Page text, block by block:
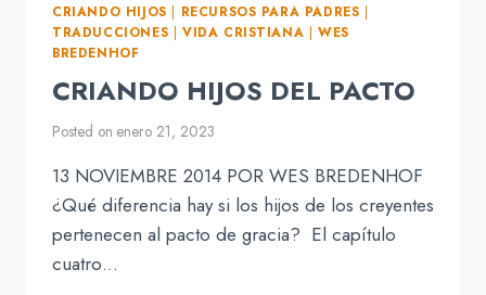
LOS
HIJOS
CRIANDO HIJOS | RECURSOS PARA PADRES |
TRADUCCIONES | VIDA CRISTIANA |WES
BREDENHOF
CRIANDO HIJOS DEL PACTO
Posted on enero 21, 2023
13 NOVIEMBRE 2014 POR WES BREDENHOF
¿Qué diferencia hay si los hijos de los creyentes
pertenecen al pacto de gracia? El capítulo
cuatro…